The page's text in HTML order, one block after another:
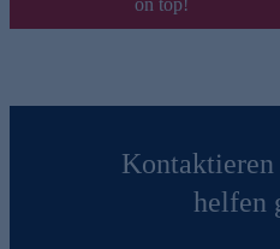
on top!
helfen